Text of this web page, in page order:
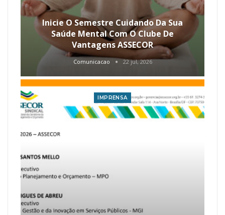
Inicie O Semestre Cuidando Da Sua
Saúde Mental Com O Clube De
Vantagens ASSECOR
Comunicacao 22 jul, 2026
IMPRENSA